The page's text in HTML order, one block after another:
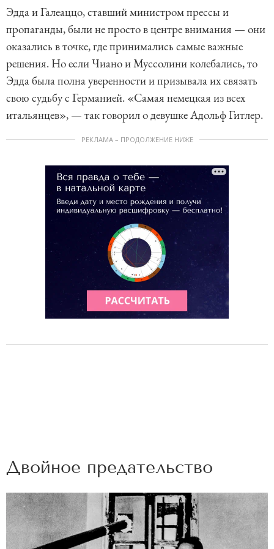
Эдда и Галеаццо, ставший министром прессы и
пропаганды, были не просто в центре внимания — они
оказались в точке, где принимались самые важные
решения. Но если Чиано и Муссолини колебались, то
Эдда была полна уверенности и призывала их связать
свою судьбу с Германией. «Самая немецкая из всех
итальянцев», — так говорил о девушке Адольф Гитлер.
РЕКЛАМА – ПРОДОЛЖЕНИЕ НИЖЕ
Двойное предательство